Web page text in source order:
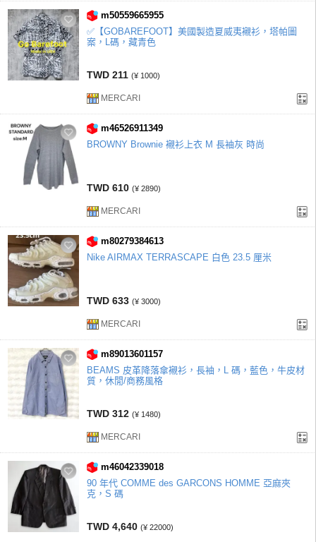
m50559665955
✅【GOBAREFOOT】美國製造夏威夷襯衫，塔帕圖
案，L碼，藏青色
TWD 211 (¥ 1000)
MERCARI
m46526911349
BROWNY Brownie 襯衫上衣 M 長袖灰 時尚
TWD 610 (¥ 2890)
MERCARI
m80279384613
Nike AIRMAX TERRASCAPE 白色 23.5 厘米
TWD 633 (¥ 3000)
MERCARI
m89013601157
BEAMS 皮革降落傘襯衫，長袖，L 碼，藍色，牛皮材
質，休閒/商務風格
TWD 312 (¥ 1480)
MERCARI
m46042339018
90 年代 COMME des GARCONS HOMME 亞麻夾
克，S 碼
TWD 4,640 (¥ 22000)